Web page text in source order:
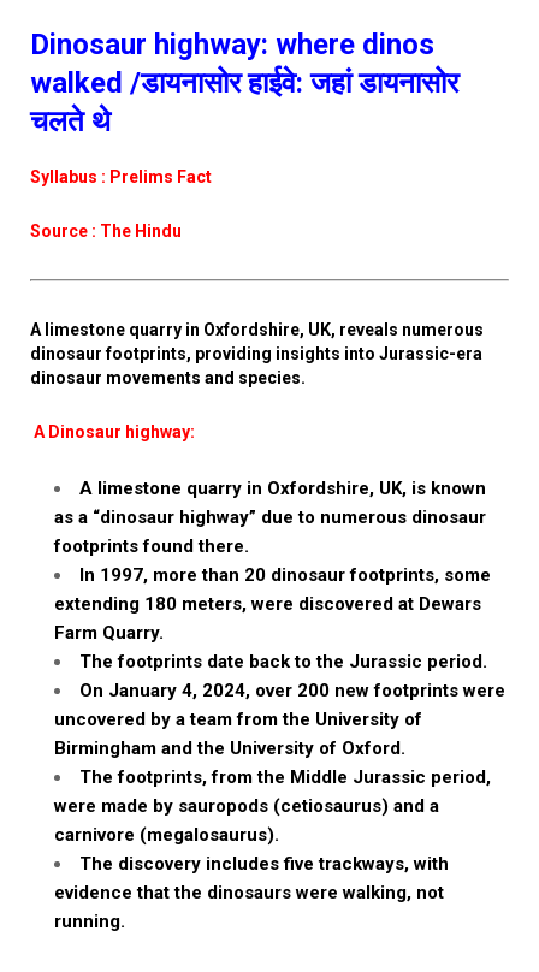
Dinosaur highway: where dinos
walked /डायनासोर हाईवे: जहां डायनासोर
चलते थे
Syllabus : Prelims Fact
Source : The Hindu
A limestone quarry in Oxfordshire, UK, reveals numerous
dinosaur footprints, providing insights into Jurassic-era
dinosaur movements and species.
A Dinosaur highway:
A limestone quarry in Oxfordshire, UK, is known
as a “dinosaur highway” due to numerous dinosaur
footprints found there.
In 1997, more than 20 dinosaur footprints, some
extending 180 meters, were discovered at Dewars
Farm Quarry.
The footprints date back to the Jurassic period.
On January 4, 2024, over 200 new footprints were
uncovered by a team from the University of
Birmingham and the University of Oxford.
The footprints, from the Middle Jurassic period,
were made by sauropods (cetiosaurus) and a
carnivore (megalosaurus).
The discovery includes five trackways, with
evidence that the dinosaurs were walking, not
running.